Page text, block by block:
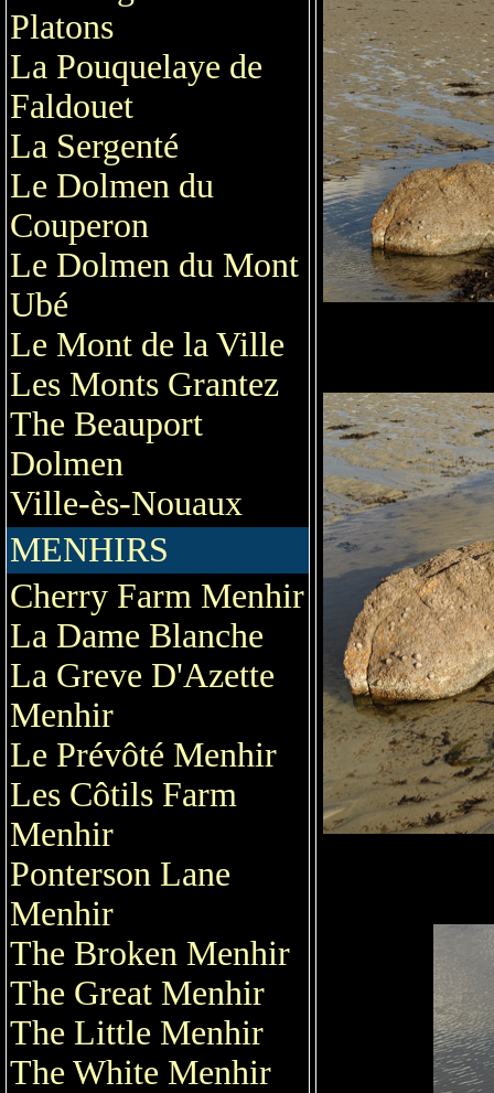
Platons
La Pouquelaye de
Faldouet
La Sergenté
Le Dolmen du
Couperon
Le Dolmen du Mont
Ubé
Le Mont de la Ville
Les Monts Grantez
The Beauport
Dolmen
Ville-ès-Nouaux
MENHIRS
Cherry Farm Menhir
La Dame Blanche
La Greve D'Azette
Menhir
Le Prévôté Menhir
Les Côtils Farm
Menhir
Ponterson Lane
Menhir
The Broken Menhir
The Great Menhir
The Little Menhir
The White Menhir